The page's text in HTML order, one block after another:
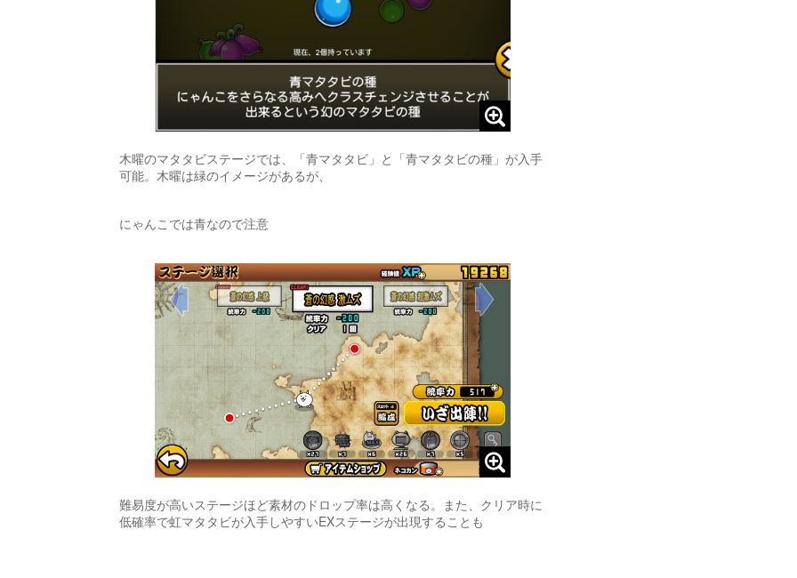
木曜のマタタビステージでは、「青マタタビ」と「青マタタビの種」が入手
可能。木曜は緑のイメージがあるが、
にゃんこでは青なので注意
難易度が高いステージほど素材のドロップ率は高くなる。また、クリア時に
低確率で虹マタタビが入手しやすいEXステージが出現することも